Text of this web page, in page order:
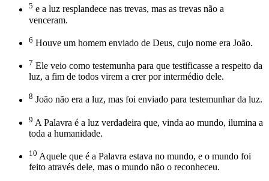
5 e a luz resplandece nas trevas, mas as trevas não a
venceram.
6 Houve um homem enviado de Deus, cujo nome era João.
7 Ele veio como testemunha para que testificasse a respeito da
luz, a fim de todos virem a crer por intermédio dele.
8 João não era a luz, mas foi enviado para testemunhar da luz.
9 A Palavra é a luz verdadeira que, vinda ao mundo, ilumina a
toda a humanidade.
10 Aquele que é a Palavra estava no mundo, e o mundo foi
feito através dele, mas o mundo não o reconheceu.